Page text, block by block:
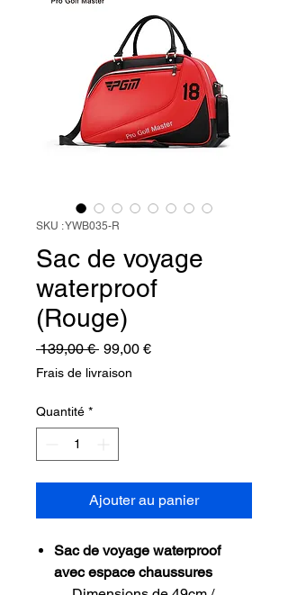
SKU : YWB035-R
Sac de voyage
waterproof
(Rouge)
139,00 € Prix
original
99,00 €Prix
Frais de livraison
Quantité *
Ajouter au panier
Sac de voyage waterproof
avec espace chaussures